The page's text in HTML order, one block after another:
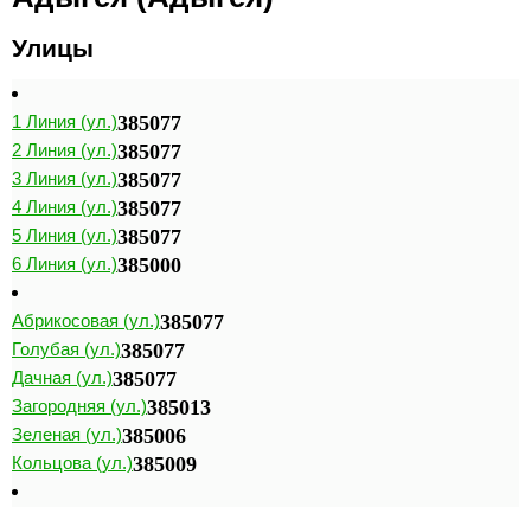
Улицы
1 Линия (ул.)385077
2 Линия (ул.)385077
3 Линия (ул.)385077
4 Линия (ул.)385077
5 Линия (ул.)385077
6 Линия (ул.)385000
Абрикосовая (ул.)385077
Голубая (ул.)385077
Дачная (ул.)385077
Загородняя (ул.)385013
Зеленая (ул.)385006
Кольцова (ул.)385009